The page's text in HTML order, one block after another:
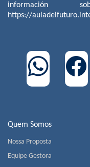
Quem Somos
Nossa Proposta
Equipe Gestora
información
https://